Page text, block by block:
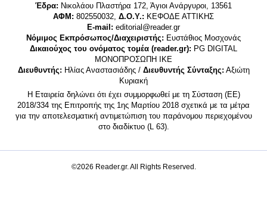
Έδρα: Νικολάου Πλαστήρα 172, Άγιοι Ανάργυροι, 13561
ΑΦΜ: 802550032, Δ.Ο.Υ.: ΚΕΦΟΔΕ ΑΤΤΙΚΗΣ
E-mail: editorial@reader.gr
Νόμιμος Εκπρόσωπος/Διαχειριστής: Ευστάθιος Μοσχονάς
Δικαιούχος του ονόματος τομέα (reader.gr): PG DIGITAL
MONΟΠΡΟΣΩΠΗ ΙΚΕ
Διευθυντής: Ηλίας Αναστασιάδης / Διευθυντής Σύνταξης: Αξιώτη
Κυριακή
Η Εταιρεία δηλώνει ότι έχει συμμορφωθεί με τη Σύσταση (ΕΕ)
2018/334 της Επιτροπής της 1ης Μαρτίου 2018 σχετικά με τα μέτρα
για την αποτελεσματική αντιμετώπιση του παράνομου περιεχομένου
στο διαδίκτυο (L 63).
©2026 Reader.gr. All Rights Reserved.